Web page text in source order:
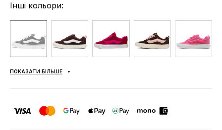
Інші кольори:
ПОКАЗАТИ БІЛЬШЕ